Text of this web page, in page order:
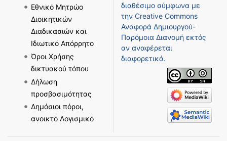
Εθνικό Μητρώο
Διοικητικών
Διαδικασιών και
Ιδιωτικό Απόρρητο
Όροι Χρήσης
δικτυακού τόπου
Δήλωση
προσβασιμότητας
Δημόσιοι πόροι,
ανοικτό Λογισμικό
διαθέσιμο σύμφωνα με
την Creative Commons
Αναφορά Δημιουργού-
Παρόμοια Διανομή εκτός
αν αναφέρεται
διαφορετικά.